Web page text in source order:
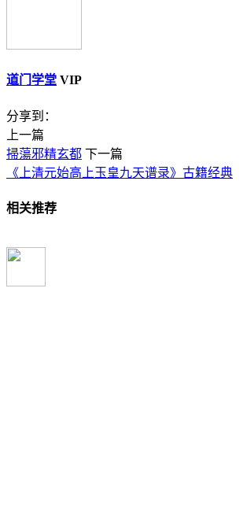
道门学堂 VIP
分享到：
上一篇
掃蕩邪精玄都 下一篇
《上清元始高上玉皇九天谱录》古籍经典
相关推荐